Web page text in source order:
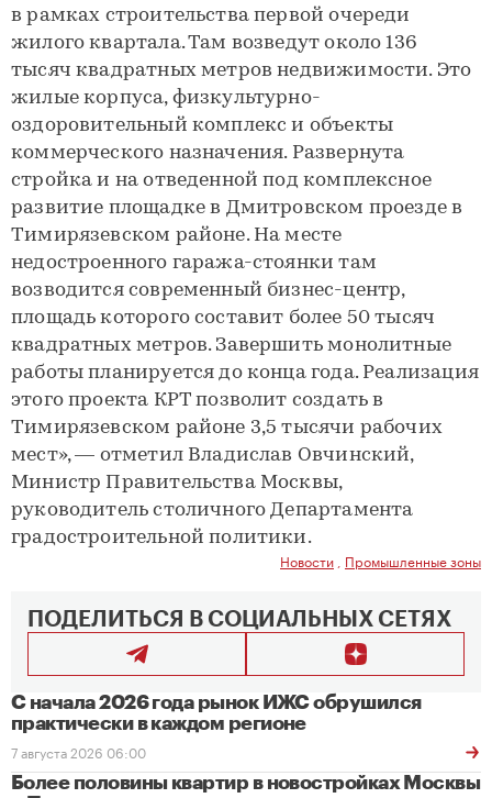
в рамках строительства первой очереди
жилого квартала. Там возведут около 136
тысяч квадратных метров недвижимости. Это
жилые корпуса, физкультурно-
оздоровительный комплекс и объекты
коммерческого назначения. Развернута
стройка и на отведенной под комплексное
развитие площадке в Дмитровском проезде в
Тимирязевском районе. На месте
недостроенного гаража-стоянки там
возводится современный бизнес-центр,
площадь которого составит более 50 тысяч
квадратных метров. Завершить монолитные
работы планируется до конца года. Реализация
этого проекта КРТ позволит создать в
Тимирязевском районе 3,5 тысячи рабочих
мест», — отметил Владислав Овчинский,
Министр Правительства Москвы,
руководитель столичного Департамента
градостроительной политики.
Новости Промышленные зоны
ПОДЕЛИТЬСЯ В СОЦИАЛЬНЫХ СЕТЯХ
С начала 2026 года рынок ИЖС обрушился
практически в каждом регионе
7 августа 2026 06:00
Более половины квартир в новостройках Москвы